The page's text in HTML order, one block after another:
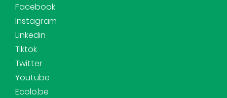
Facebook
Instagram
Linkedin
Tiktok
Twitter
Youtube
Ecolo.be